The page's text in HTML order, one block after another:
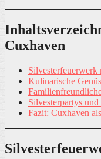
Cuxhaven
Kulinarische
Silvesterpartys
Fazit: Cuxhaven